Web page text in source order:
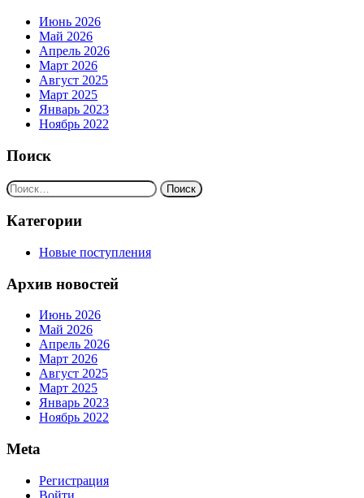
Июнь 2026
Май 2026
Апрель 2026
Март 2026
Август 2025
Март 2025
Январь 2023
Ноябрь 2022
Поиск
Найти:
Категории
Новые поступления
Архив новостей
Июнь 2026
Май 2026
Апрель 2026
Март 2026
Август 2025
Март 2025
Январь 2023
Ноябрь 2022
Meta
Регистрация
Войти